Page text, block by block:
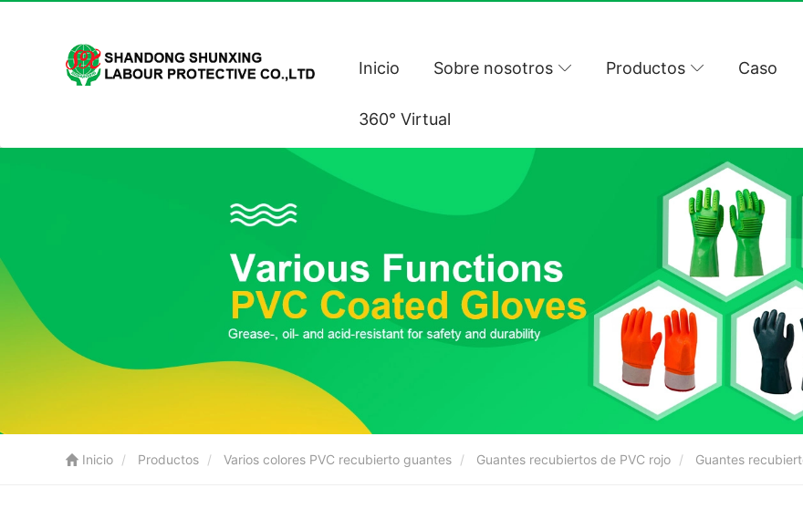
Inicio Sobre nosotros Productos Caso
360° Virtual
Inicio Productos Varios colores PVC recubierto guantes Guantes recubiertos de PVC rojo Guantes